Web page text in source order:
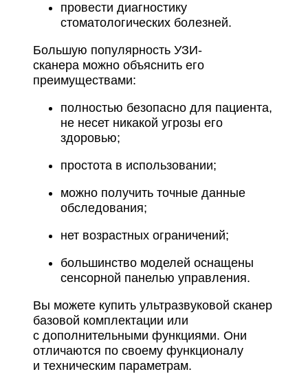
провести диагностику
стоматологических болезней.
Большую популярность УЗИ-
сканера можно объяснить его
преимуществами:
полностью безопасно для пациента,
не несет никакой угрозы его
здоровью;
простота в использовании;
можно получить точные данные
обследования;
нет возрастных ограничений;
большинство моделей оснащены
сенсорной панелью управления.
Вы можете купить ультразвуковой сканер
базовой комплектации или
с дополнительными функциями. Они
отличаются по своему функционалу
и техническим параметрам.